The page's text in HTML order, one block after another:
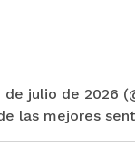
de julio de 2026
las mejores